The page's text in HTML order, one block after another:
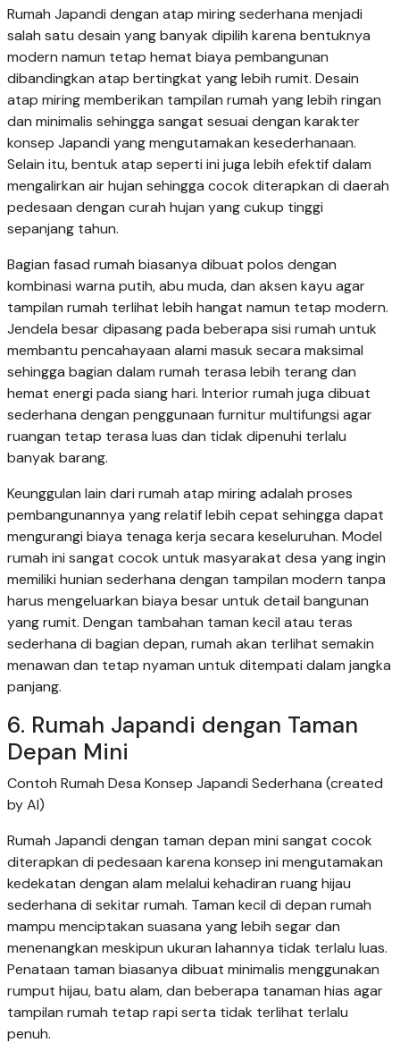
Rumah Japandi dengan atap miring sederhana menjadi
salah satu desain yang banyak dipilih karena bentuknya
modern namun tetap hemat biaya pembangunan
dibandingkan atap bertingkat yang lebih rumit. Desain
atap miring memberikan tampilan rumah yang lebih ringan
dan minimalis sehingga sangat sesuai dengan karakter
konsep Japandi yang mengutamakan kesederhanaan.
Selain itu, bentuk atap seperti ini juga lebih efektif dalam
mengalirkan air hujan sehingga cocok diterapkan di daerah
pedesaan dengan curah hujan yang cukup tinggi
sepanjang tahun.
Bagian fasad rumah biasanya dibuat polos dengan
kombinasi warna putih, abu muda, dan aksen kayu agar
tampilan rumah terlihat lebih hangat namun tetap modern.
Jendela besar dipasang pada beberapa sisi rumah untuk
membantu pencahayaan alami masuk secara maksimal
sehingga bagian dalam rumah terasa lebih terang dan
hemat energi pada siang hari. Interior rumah juga dibuat
sederhana dengan penggunaan furnitur multifungsi agar
ruangan tetap terasa luas dan tidak dipenuhi terlalu
banyak barang.
Keunggulan lain dari rumah atap miring adalah proses
pembangunannya yang relatif lebih cepat sehingga dapat
mengurangi biaya tenaga kerja secara keseluruhan. Model
rumah ini sangat cocok untuk masyarakat desa yang ingin
memiliki hunian sederhana dengan tampilan modern tanpa
harus mengeluarkan biaya besar untuk detail bangunan
yang rumit. Dengan tambahan taman kecil atau teras
sederhana di bagian depan, rumah akan terlihat semakin
menawan dan tetap nyaman untuk ditempati dalam jangka
panjang.
6. Rumah Japandi dengan Taman
Depan Mini
Contoh Rumah Desa Konsep Japandi Sederhana (created
by AI)
Rumah Japandi dengan taman depan mini sangat cocok
diterapkan di pedesaan karena konsep ini mengutamakan
kedekatan dengan alam melalui kehadiran ruang hijau
sederhana di sekitar rumah. Taman kecil di depan rumah
mampu menciptakan suasana yang lebih segar dan
menenangkan meskipun ukuran lahannya tidak terlalu luas.
Penataan taman biasanya dibuat minimalis menggunakan
rumput hijau, batu alam, dan beberapa tanaman hias agar
tampilan rumah tetap rapi serta tidak terlihat terlalu
penuh.